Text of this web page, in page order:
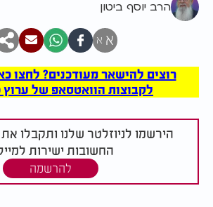
הרב יוסף ביטון
א א
רוצים להישאר מעודכנים? לחצו
לקבוצות הוואטסאפ של ערוץ 2000 >>>
הירשמו לניוזלטר שלנו ותקבלו
החשובות ישירות
להרשמה